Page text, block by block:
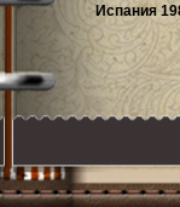
Испания